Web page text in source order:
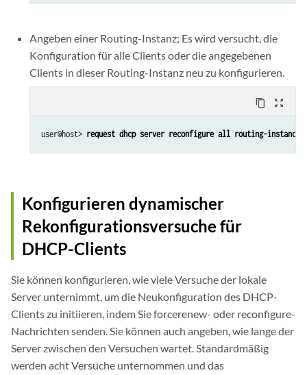
Angeben einer Routing-Instanz; Es wird versucht, die
Konfiguration für alle Clients oder die angegebenen
Clients in dieser Routing-Instanz neu zu konfigurieren.
content_copy zoom_out_map
user@host> request dhcp server reconfigure all routing-instance
Konfigurieren dynamischer
Rekonfigurationsversuche für
DHCP-Clients
Sie können konfigurieren, wie viele Versuche der lokale
Server unternimmt, um die Neukonfiguration des DHCP-
Clients zu initiieren, indem Sie forcerenew- oder reconfigure-
Nachrichten senden. Sie können auch angeben, wie lange der
Server zwischen den Versuchen wartet. Standardmäßig
werden acht Versuche unternommen und das